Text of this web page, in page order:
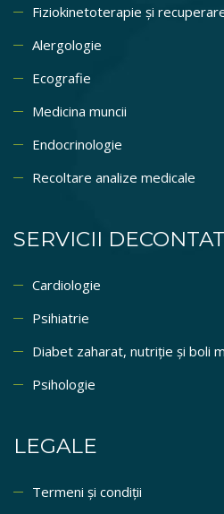
Fiziokinetoterapie și
Alergologie
Ecografie
Medicina muncii
Endocrinologie
Recoltare analize medicale
SERVICII
Cardiologie
Psihiatrie
Diabet zaharat, nutriție și boli
Psihologie
LEGALE
Termeni și condiții